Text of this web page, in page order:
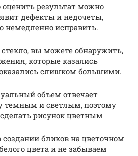
оценить результат можно
дефекты и недочеты,
немедленно исправить.
вы можете обнаружить,
которые казались
слишком большими.
объем отвечает
темным и светлым, поэтому
рисунок цветным
бликов на цветочном
цвета и не забываем